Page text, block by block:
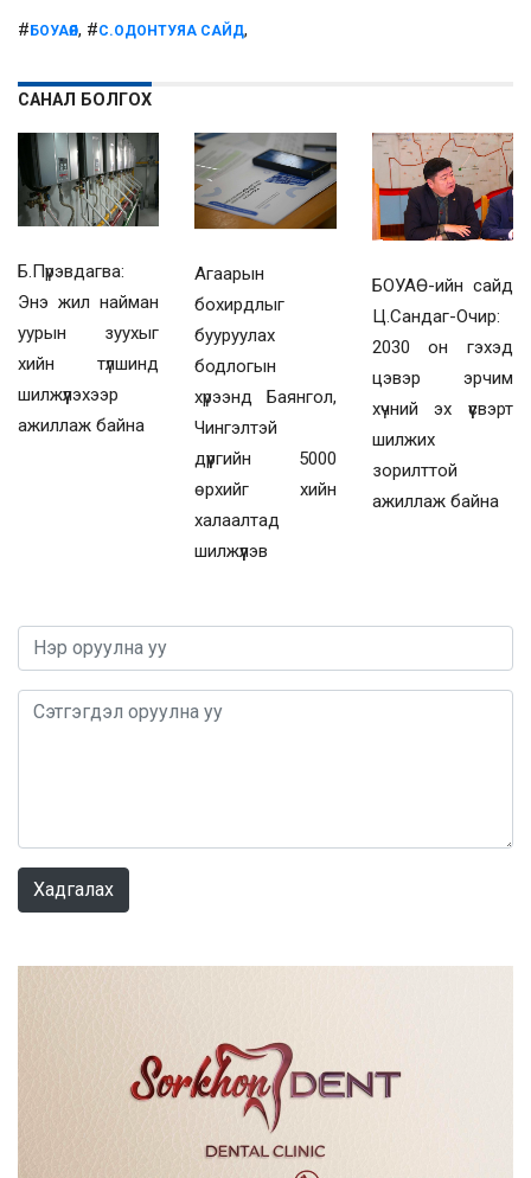
#БОУАӨЯ, #С.ОДОНТУЯА САЙД,
САНАЛ БОЛГОХ
Б.Пүрэвдагва:
Энэ жил найман
уурын зуухыг
хийн түлшинд
шилжүүлэхээр
ажиллаж байна
Агаарын
бохирдлыг
бууруулах
бодлогын
хүрээнд Баянгол,
Чингэлтэй
дүүргийн 5000
өрхийг хийн
халаалтад
шилжүүлэв
БОУАӨ-ийн сайд
Ц.Сандаг-Очир:
2030 он гэхэд
цэвэр эрчим
хүчний эх үүсвэрт
шилжих
зорилттой
ажиллаж байна
Хадгалах